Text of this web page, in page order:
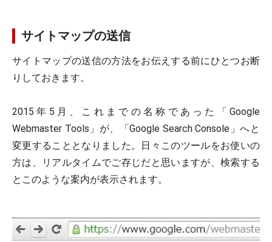
サイトマップの送信
サイトマップの送信の方法をお伝えする前にひとつお断
りしておきます。
2015年5月、これまでの名称であった「Google
Webmaster Tools」が、「Google Search Console」へと
変更することとなりました。日々このツールをお使いの
方は、リアルタイムでご存じだと思いますが、検索する
とこのような案内が表示されます。